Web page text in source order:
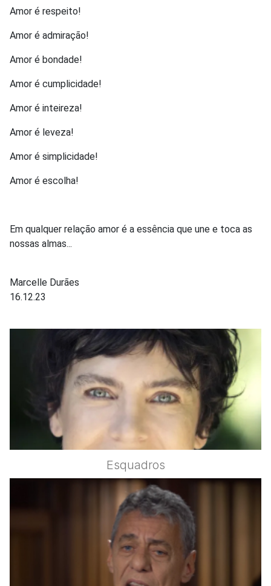
Amor é respeito!
Amor é admiração!
Amor é bondade!
Amor é cumplicidade!
Amor é inteireza!
Amor é leveza!
Amor é simplicidade!
Amor é escolha!
Em qualquer relação amor é a essência que une e toca as
nossas almas...
Marcelle Durães
16.12.23
Esquadros